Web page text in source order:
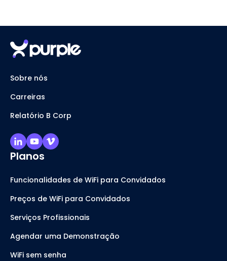
Sobre nós
Carreiras
Relatório B Corp
Planos
Funcionalidades de WiFi para Convidados
Preços de WiFi para Convidados
Serviços Profissionais
Agendar uma Demonstração
WiFi sem senha